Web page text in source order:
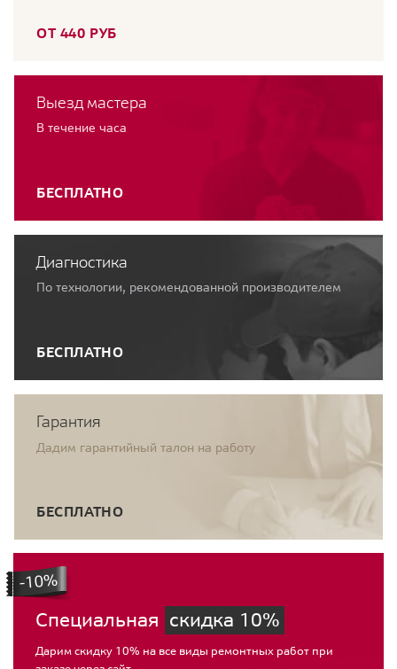
ОТ 440 РУБ
Выезд мастера
В течение часа
БЕСПЛАТНО
Диагностика
По технологии, рекомендованной производителем
БЕСПЛАТНО
Гарантия
Дадим гарантийный талон на работу
БЕСПЛАТНО
Специальная скидка 10%
Дарим скидку 10% на все виды ремонтных работ при